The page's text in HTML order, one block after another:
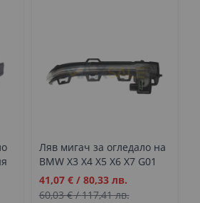
Ляв мигач за огледало на
BMW X3 X4 X5 X6 X7 G01
G02 G05 G06 G07
Промо
цена
41,07 €/ 80,33 лв.
60,03 €/117,41 лв.